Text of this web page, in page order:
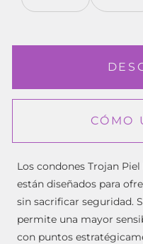
CÓMO
Los condones Trojan Piel
están diseñados para
sin sacrificar seguridad.
permite una mayor
con puntos